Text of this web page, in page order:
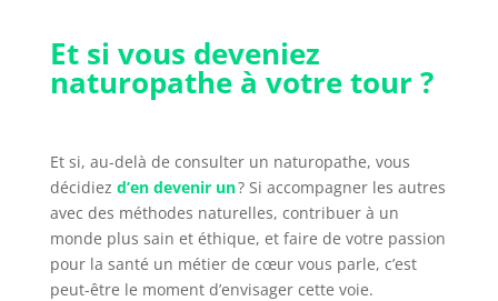
Et si vous deveniez
naturopathe à votre tour ?
Et si, au-delà de consulter un naturopathe, vous
décidiez d’en devenir un? Si accompagner les autres
avec des méthodes naturelles, contribuer à un
monde plus sain et éthique, et faire de votre passion
pour la santé un métier de cœur vous parle, c’est
peut-être le moment d’envisager cette voie.